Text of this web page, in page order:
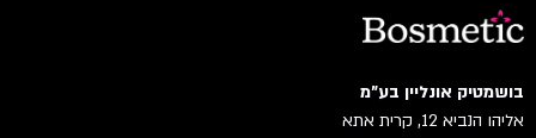
בושמטיק אונליין בע"מ
אליהו הנביא 12, קרית אתא